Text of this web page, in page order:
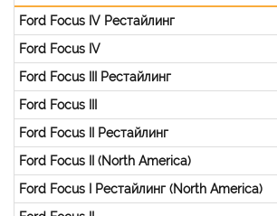
Ford Focus IV Рестайлинг
Ford Focus IV
Ford Focus III Рестайлинг
Ford Focus III
Ford Focus II Рестайлинг
Ford Focus II (North America)
Ford Focus I Рестайлинг (North America)